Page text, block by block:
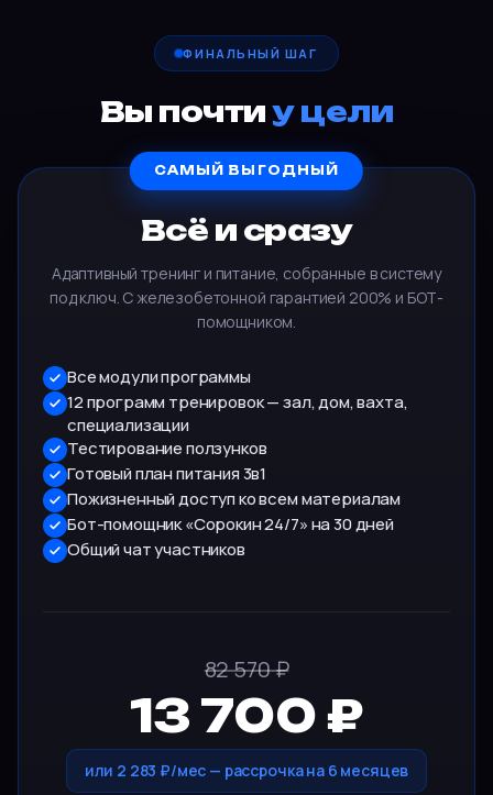
ФИНАЛЬНЫЙ ШАГ
Вы почтиу цели
САМЫЙ ВЫГОДНЫЙ
Всё и сразу
Адаптивный тренинг и питание, собранные в систему
под ключ. С железобетонной гарантией 200% и БОТ-
помощником.
Все модули программы
12 программ тренировок — зал, дом, вахта,
специализации
Тестирование ползунков
Готовый план питания 3в1
Пожизненный доступ ко всем материалам
Бот-помощник «Сорокин 24/7» на 30 дней
Общий чат участников
82 570 ₽
13 700 ₽
или 2 283 ₽/мес — рассрочка на 6 месяцев